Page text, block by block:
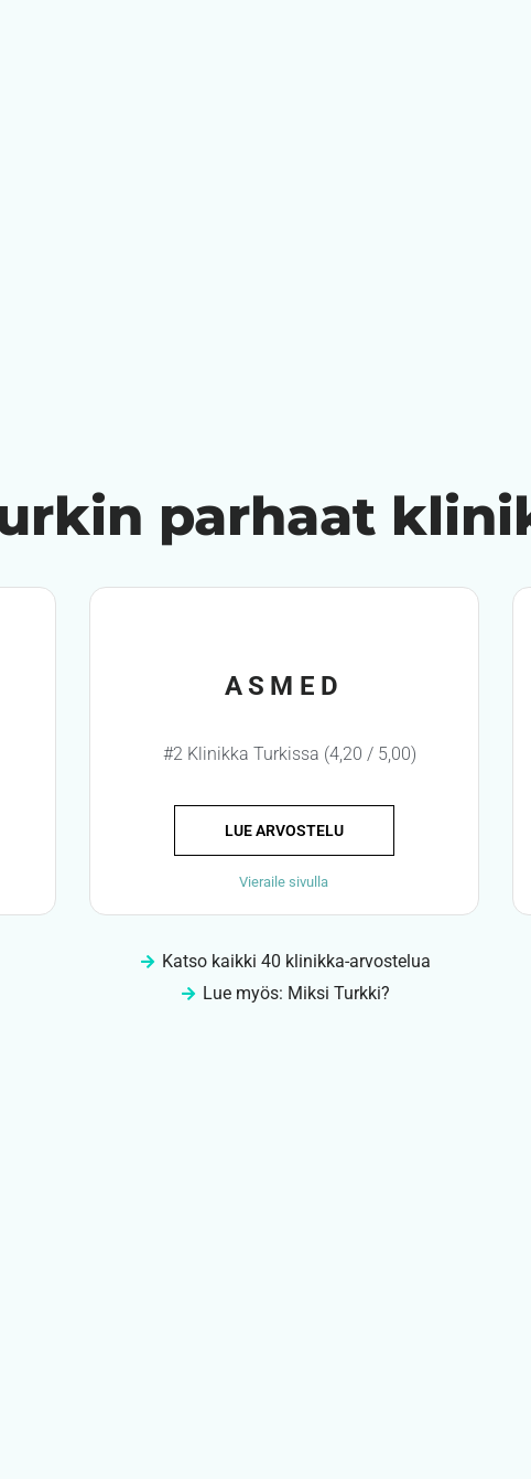
parhaat
ASMED
#2 Klinikka Turkissa (4,20 / 5,00)
LUE ARVOSTELU
Vieraile sivulla
Katso kaikki 40 klinikka-arvostelua
Lue myös: Miksi Turkki?